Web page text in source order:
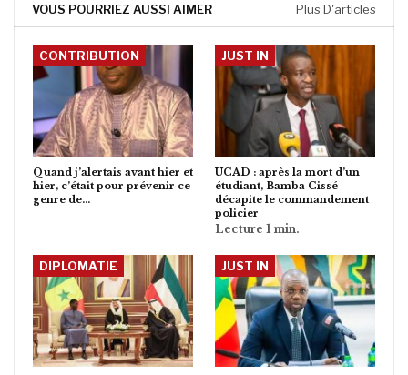
VOUS POURRIEZ AUSSI AIMER Plus D'articles
CONTRIBUTION
Quand j’alertais avant hier et
hier, c’était pour prévenir ce
genre de…
JUST IN
UCAD : après la mort d’un
étudiant, Bamba Cissé
décapite le commandement
policier
DIPLOMATIE JUST IN